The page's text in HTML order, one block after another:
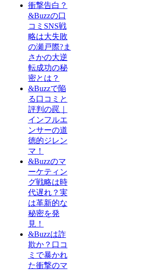
衝撃告白？
&Buzzの口
コミSNS戦
略は大失敗
の瀬戸際?ま
さかの大逆
転成功の秘
密とは？
&Buzzで陥
る口コミと
評判の罠｜
インフルエ
ンサーの道
徳的ジレン
マ！
&Buzzのマ
ーケティン
グ戦略は時
代遅れ？実
は革新的な
秘密を発
見！
&Buzzは詐
欺か？口コ
ミで暴かれ
た衝撃のマ